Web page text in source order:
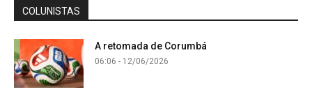
COLUNISTAS
A retomada de Corumbá
06:06 - 12/06/2026